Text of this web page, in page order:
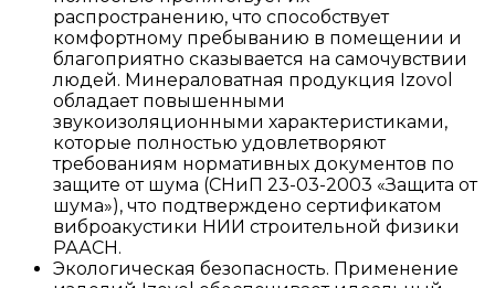
распространению, что способствует
комфортному пребыванию в помещении и
благоприятно сказывается на самочувствии
людей. Минераловатная продукция Izovol
обладает повышенными
звукоизоляционными характеристиками,
которые полностью удовлетворяют
требованиям нормативных документов по
защите от шума (СНиП 23-03-2003 «Защита от
шума»), что подтверждено сертификатом
виброакустики НИИ строительной физики
РААСН.
Экологическая безопасность. Применение